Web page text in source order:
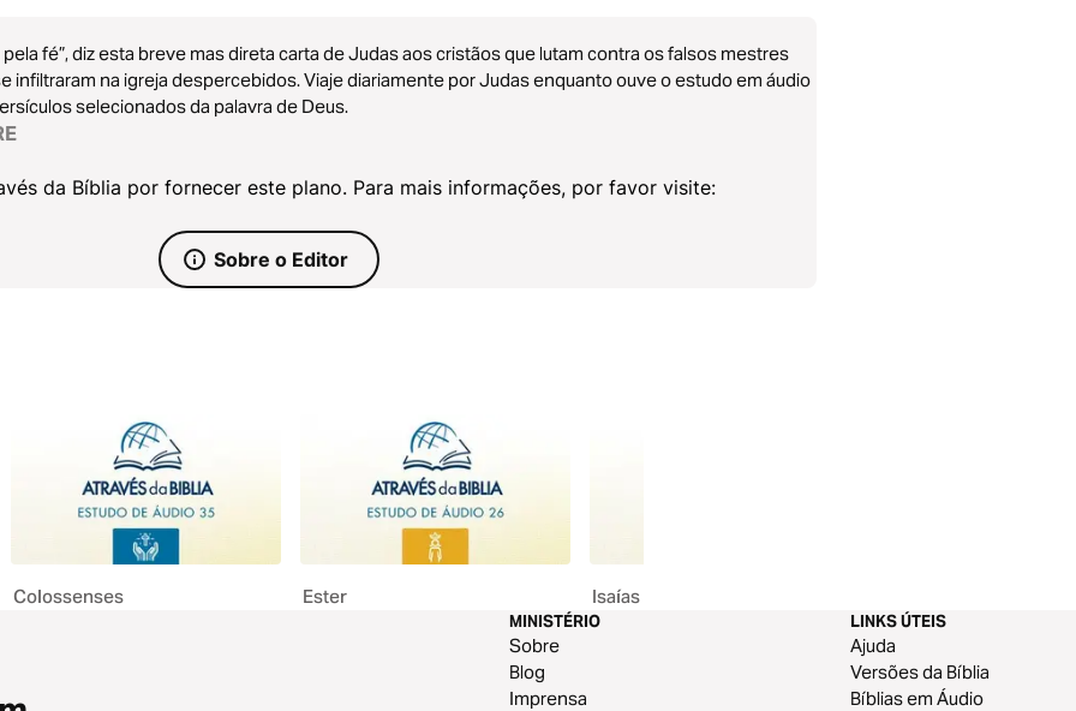
pela fé”, diz esta breve mas direta carta de Judas aos cristãos que lutam contra os falsos mestres
infiltraram na igreja despercebidos. Viaje diariamente por Judas enquanto ouve o estudo em áudio
selecionados da palavra de Deus.
da Bíblia por fornecer este plano. Para mais informações, por favor visite:
Sobre o Editor
Colossenses Ester Isaías
MINISTÉRIO
Sobre
Blog
Imprensa
LINKS ÚTEIS
Ajuda
Versões da Bíblia
Bíblias em Áudio